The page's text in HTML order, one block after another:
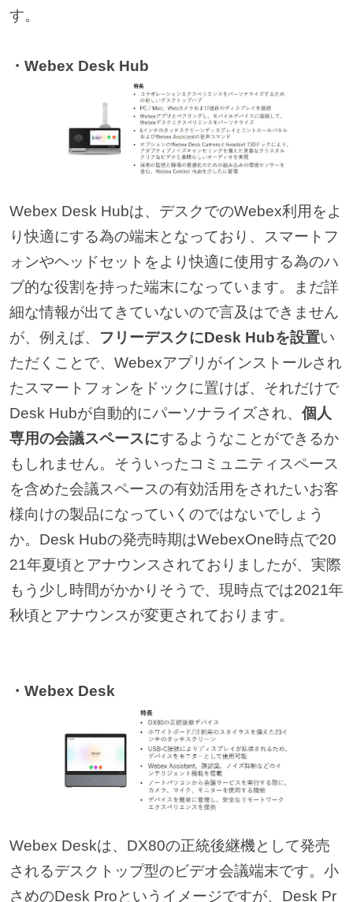
す。
・Webex Desk Hub
Webex Desk Hubは、デスクでのWebex利用をよ
り快適にする為の端末となっており、スマートフ
ォンやヘッドセットをより快適に使用する為のハ
ブ的な役割を持った端末になっています。まだ詳
細な情報が出てきていないので言及はできません
が、例えば、 フリーデスクにDesk Hubを設置い
ただくことで、Webexアプリがインストールされ
たスマートフォンをドックに置けば、それだけで
Desk Hubが自動的にパーソナライズされ、 個人
専用の会議スペースにするようなことができるか
もしれません。そういったコミュニティスペース
を含めた会議スペースの有効活用をされたいお客
様向けの製品になっていくのではないでしょう
か。Desk Hubの発売時期はWebexOne時点で20
21年夏頃とアナウンスされておりましたが、実際
もう少し時間がかかりそうで、現時点では2021年
秋頃とアナウンスが変更されております。
・Webex Desk
Webex Deskは、DX80の正統後継機として発売
されるデスクトップ型のビデオ会議端末です。小
さめのDesk Proというイメージですが、Desk Pr